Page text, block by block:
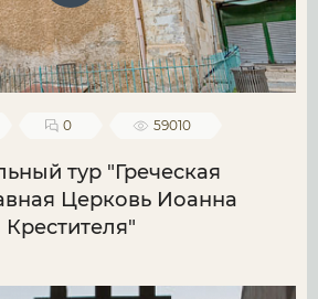
0 59010
тур "Греческая
Церковь Иоанна
Крестителя"